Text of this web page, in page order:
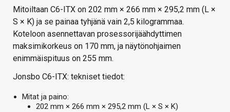
Mitoiltaan C6-ITX on 202 mm × 266 mm × 295,2 mm (L ×
S × K) ja se painaa tyhjänä vain 2,5 kilogrammaa.
Koteloon asennettavan prosessorijäähdyttimen
maksimikorkeus on 170 mm, ja näytönohjaimen
enimmäispituus on 255 mm.
Jonsbo C6-ITX: tekniset tiedot:
Mitat ja paino:
202 mm × 266 mm × 295,2 mm (L × S × K)